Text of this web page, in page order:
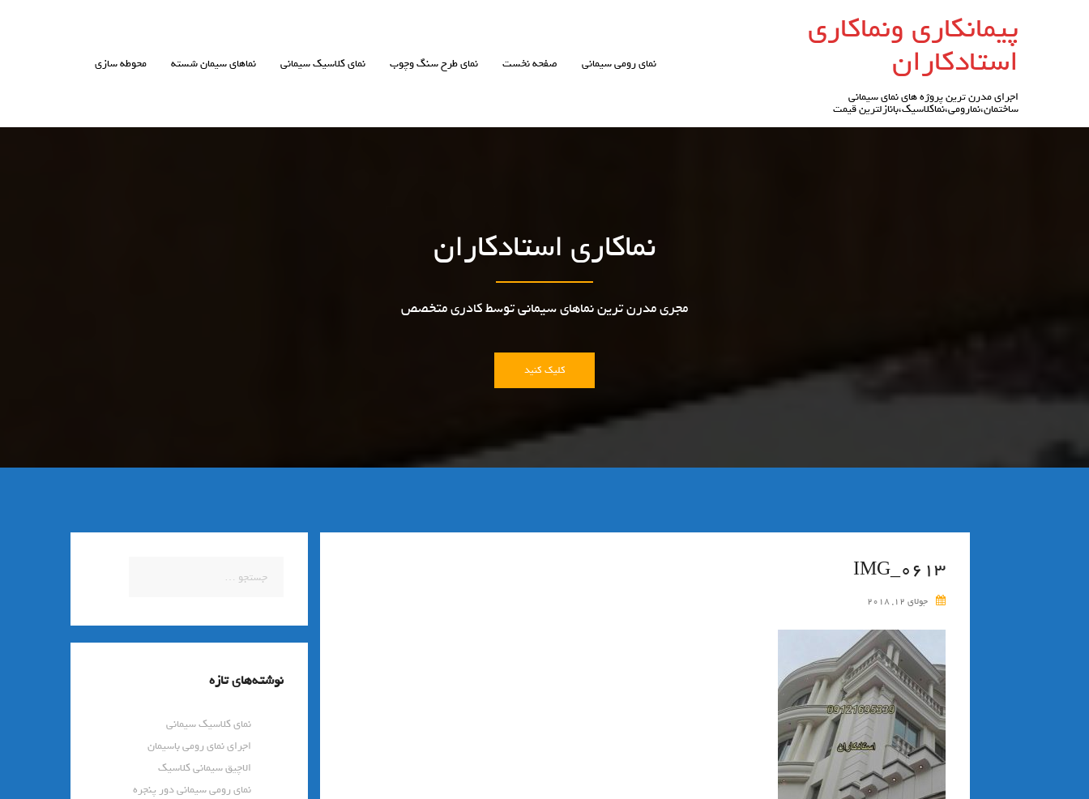
پیمانکاری ونماکاری
استادکاران
اجرای مدرن ترین پروژه های نمای سیمانی
ساختمان،نمارومی،نماکلاسیک،بانازلترین قیمت
نمای رومی سیمانی صفحه نخست نمای طرح سنگ وچوب نمای کلاسیک سیمانی نماهای سیمان شسته محوطه سازی
نماکاری استادکاران
مجری مدرن ترین نماهای سیمانی توسط کادری متخصص
کلیک کنید
IMG_0613
جولای 12, 2018
برای:
نوشته‌های تازه
نمای کلاسیک سیمانی
اجرای نمای رومی باسیمان
الاچیق سیمانی کلاسیک
نمای رومی سیمانی دور پنجره